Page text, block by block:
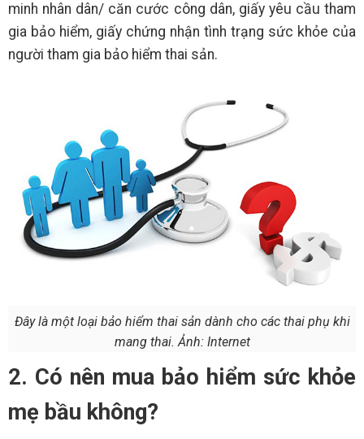
minh nhân dân/ căn cước công dân, giấy yêu cầu tham
gia bảo hiểm, giấy chứng nhận tình trạng sức khỏe của
người tham gia bảo hiểm thai sản.
Đây là một loại bảo hiểm thai sản dành cho các thai phụ khi
mang thai. Ảnh: Internet
2. Có nên mua bảo hiểm sức khỏe
mẹ bầu không?